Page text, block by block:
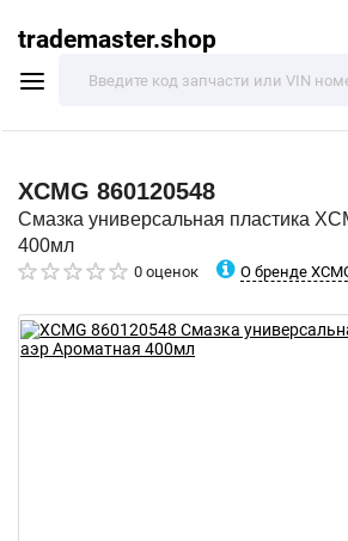
trademaster.shop
XCMG 860120548
Смазка универсальная пластика
400мл
0 оценок О бренде